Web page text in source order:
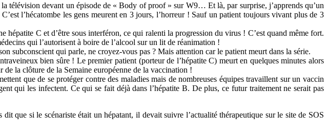
télévision devant un épisode de « Body of proof » sur W9… Et là, par surprise, j’apprends qu’un
l’hécatombe les gens meurent en 3 jours, l’horreur ! Sauf un patient toujours vivant plus de 3
C et d’être sous interféron, ce qui ralenti la progression du virus ! C’est quand même fort.
qui l’autorisent à boire de l’alcool sur un lit de réanimation !
subconscient qui parle, ne croyez-vous pas ? Mais attention car le patient meurt dans la série.
bien sûre ! Le premier patient (porteur de l’hépatite C) meurt en quelques minutes alors
de la clôture de la Semaine européenne de la vaccination !
que de se protéger contre des maladies mais de nombreuses équipes travaillent sur un vaccin
qui les infectent. Ce qui se fait déjà dans l’hépatite B. De plus, ce futur traitement ne serait pas
que si le scénariste était un hépatant, il devait suivre l’actualité thérapeutique sur le site de SOS